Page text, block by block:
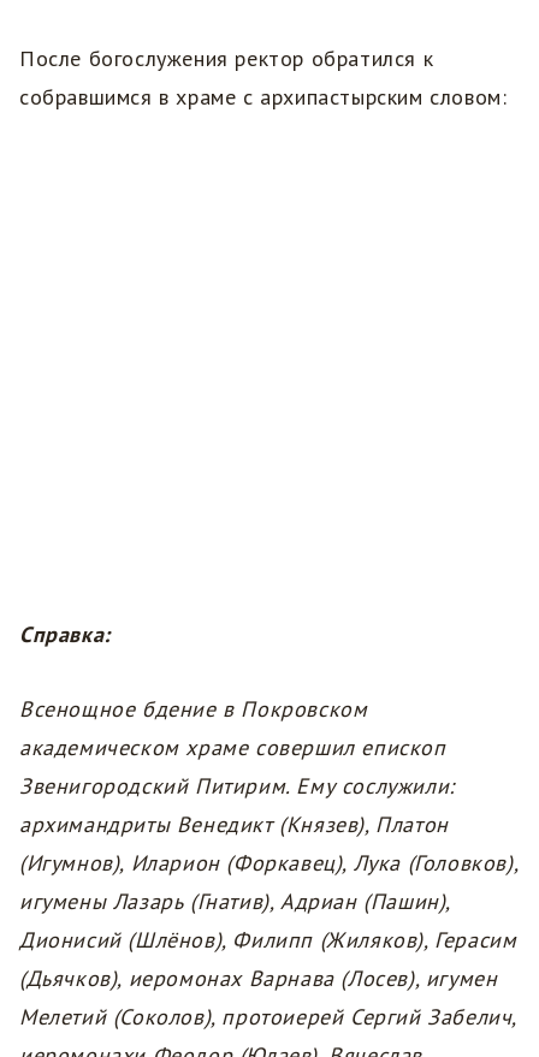
После богослужения ректор обратился к
собравшимся в храме с архипастырским словом:
Справка:
Всенощное бдение в Покровском
академическом храме совершил епископ
Звенигородский Питирим. Ему сослужили:
архимандриты Венедикт (Князев), Платон
(Игумнов), Иларион (Форкавец), Лука (Головков),
игумены Лазарь (Гнатив), Адриан (Пашин),
Дионисий (Шлёнов), Филипп (Жиляков), Герасим
(Дьячков), иеромонах Варнава (Лосев), игумен
Мелетий (Соколов), протоиерей Сергий Забелич,